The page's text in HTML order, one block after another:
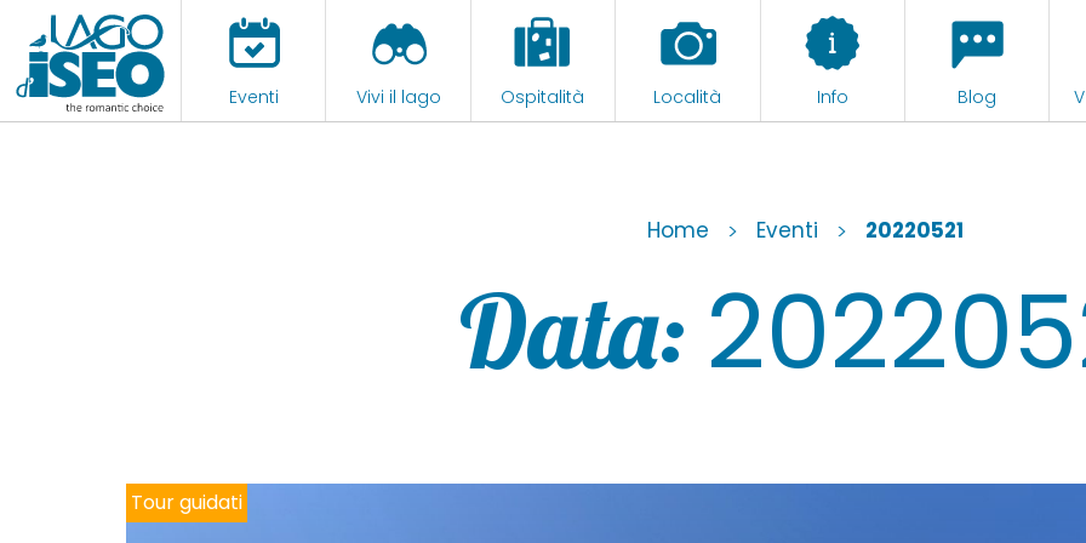
Eventi Vivi il lago Ospitalità Località Info Blog
Home > Eventi > 20220521
Data:
Tour guidati